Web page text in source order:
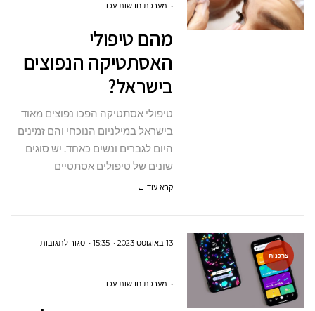
בישראל?
מערכת חדשות עכו
מהם טיפולי
האסתטיקה הנפוצים
בישראל?
טיפולי אסתטיקה הפכו נפוצים מאוד
בישראל במילניום הנוכחי והם זמינים
היום לגברים ונשים כאחד. יש סוגים
שונים של טיפולים אסתטיים
קרא עוד ←
צרכנות
13 באוגוסט 2023 15:35 סגור לתגובותעל
מערכת חדשות עכו